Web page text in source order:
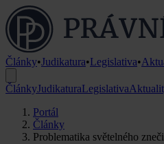
Články•Judikatura•Legislativa•
ČlánkyJudikaturaLegislativa
Portál
Články
Problematika světelného